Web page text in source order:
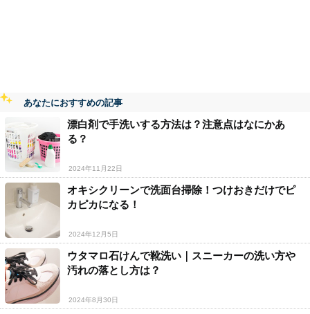
あなたにおすすめの記事
漂白剤で手洗いする方法は？注意点はなにかあ
る？
2024年11月22日
オキシクリーンで洗面台掃除！つけおきだけでピ
カピカになる！
2024年12月5日
ウタマロ石けんで靴洗い｜スニーカーの洗い方や
汚れの落とし方は？
2024年8月30日